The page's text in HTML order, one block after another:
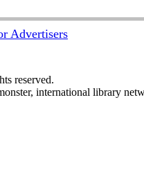
Advertisers
reserved.
international library